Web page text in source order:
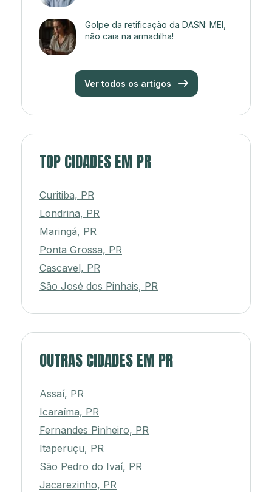
Golpe da retificação da DASN: MEI,
não caia na armadilha!
Ver todos os artigos
TOP CIDADES EM PR
Curitiba, PR
Londrina, PR
Maringá, PR
Ponta Grossa, PR
Cascavel, PR
São José dos Pinhais, PR
OUTRAS CIDADES EM PR
Assaí, PR
Icaraíma, PR
Fernandes Pinheiro, PR
Itaperuçu, PR
São Pedro do Ivaí, PR
Jacarezinho, PR